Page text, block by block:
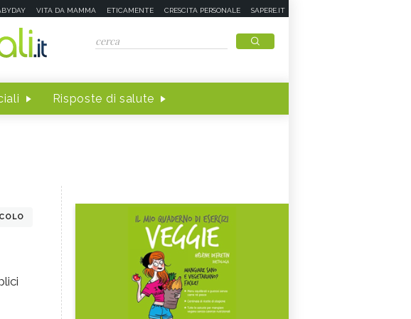
VITA DA MAMMA ETICAMENTE CRESCITA PERSONALE SAPERE.IT
Risposte di salute